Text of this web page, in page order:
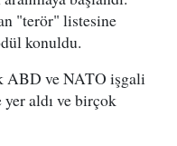
"terör" listesine
konuldu.
ABD ve NATO işgali
yer aldı ve birçok